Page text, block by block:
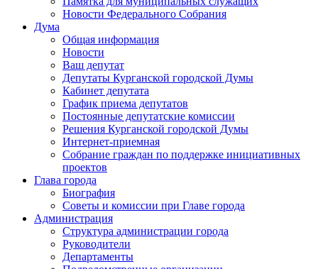
Новости Федерального Cобрания
Дума
Общая информация
Новости
Ваш депутат
Депутаты Курганской городской Думы
Кабинет депутата
График приема депутатов
Постоянные депутатские комиссии
Решения Курганской городской Думы
Интернет-приемная
Собрание граждан по поддержке инициативных
проектов
Глава города
Биография
Советы и комиссии при Главе города
Администрация
Структура администрации города
Руководители
Департаменты